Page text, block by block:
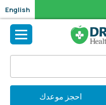
English
احجز موعدك